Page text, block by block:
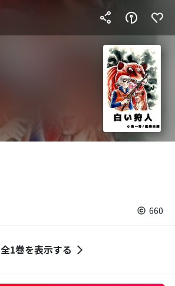
660
全1巻を表示する